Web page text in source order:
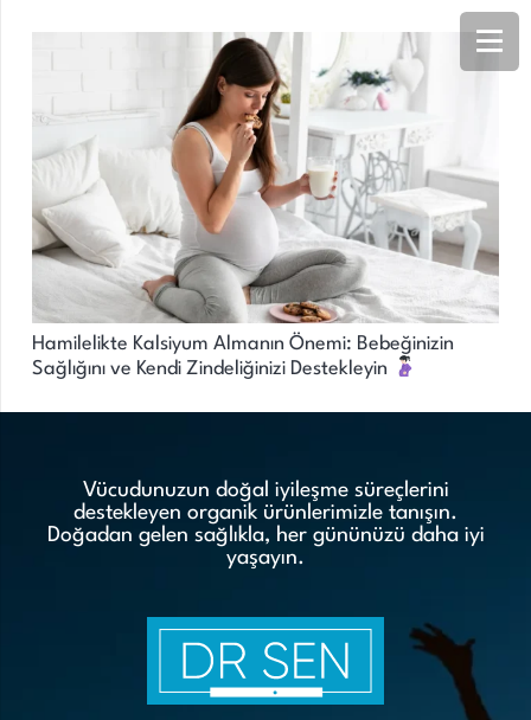
Hamilelikte Kalsiyum Almanın Önemi: Bebeğinizin
Sağlığını ve Kendi Zindeliğinizi Destekleyin
Vücudunuzun doğal iyileşme süreçlerini
destekleyen organik ürünlerimizle tanışın.
Doğadan gelen sağlıkla, her gününüzü daha iyi
yaşayın.